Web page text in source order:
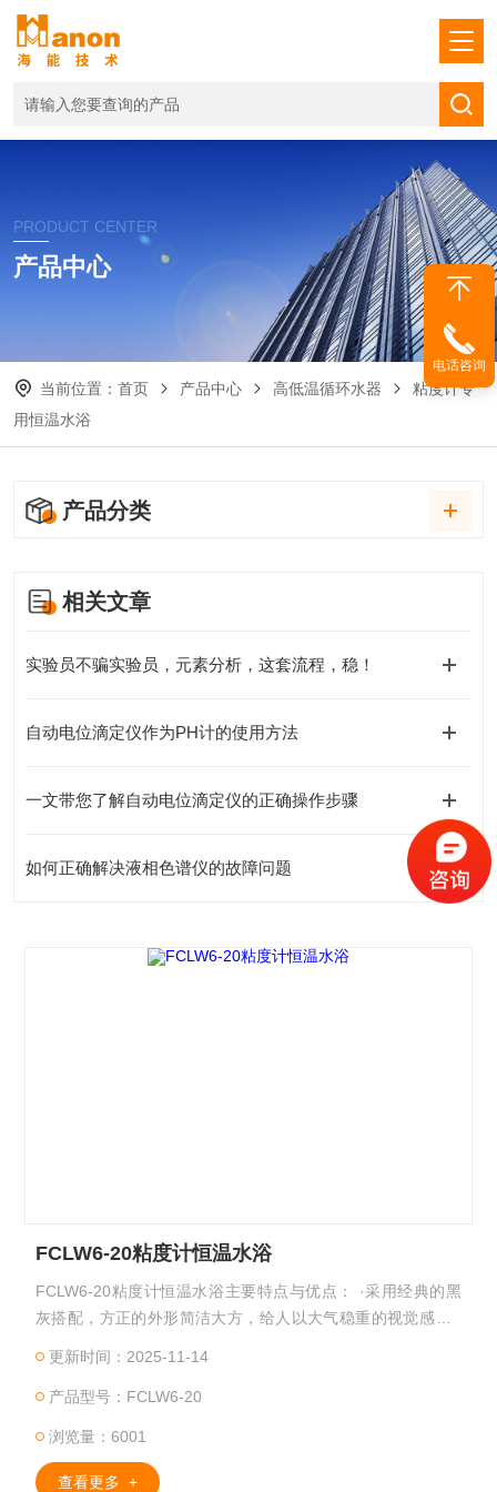
PRODUCT CENTER
产品中心
当前位置： 首页 产品中心 高低温循环水器
粘度计专
用恒温水浴
产品分类
相关文章
实验员不骗实验员，元素分析，这套流程，稳！
自动电位滴定仪作为PH计的使用方法
一文带您了解自动电位滴定仪的正确操作步骤
如何正确解决液相色谱仪的故障问题
FCLW6-20粘度计恒温水浴
FCLW6-20粘度计恒温水浴主要特点与优点： ·采用经典的黑
灰搭配，方正的外形简洁大方，给人以大气稳重的视觉感受 ·
更新时间：2025-11-14
产品型号：FCLW6-20
浏览量：6001
查看更多 +
电话咨询